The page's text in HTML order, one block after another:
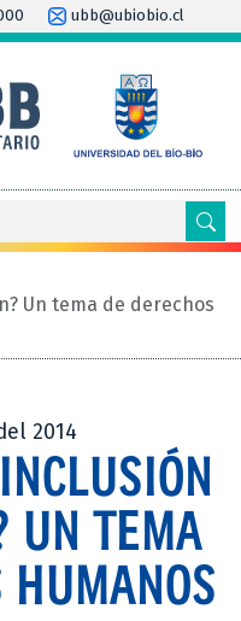
ubb@ubiobio.cl
Un tema de derechos
2014
UN TEMA
HUMANOS